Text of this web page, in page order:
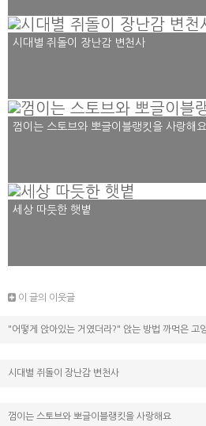
시대별 쥐돌이 장난감 변천사
껌이는 스토브와 뽀글이블랭킷을 사랑해요
세상 따듯한 햇볕
이 글의 이웃글
"어떻게 앉아있는 거였더라?" 앉는 방법 까먹은 고
시대별 쥐돌이 장난감 변천사
껌이는 스토브와 뽀글이블랭킷을 사랑해요